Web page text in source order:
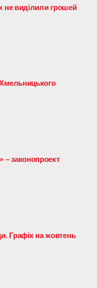
не виділили грошей
– законопроект
Графік на жовтень